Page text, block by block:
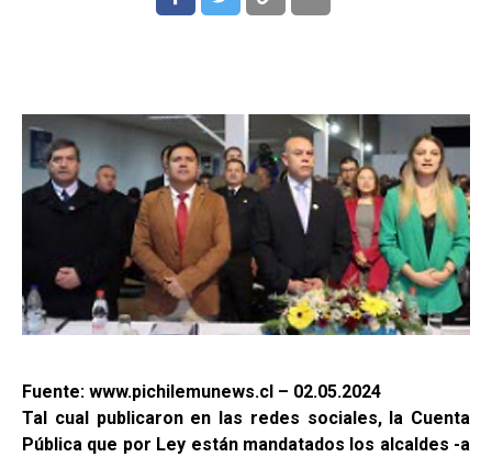
Fuente: www.pichilemunews.cl – 02.05.2024
Tal cual publicaron en las redes sociales, la Cuenta
Pública que por Ley están mandatados los alcaldes -a